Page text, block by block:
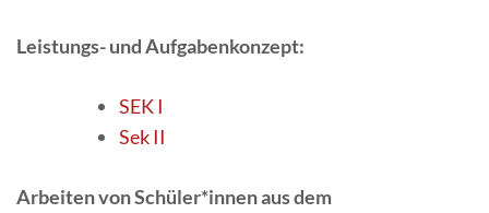
Leistungs- und Aufgabenkonzept:
SEK I
Sek II
Arbeiten von Schüler*innen aus dem